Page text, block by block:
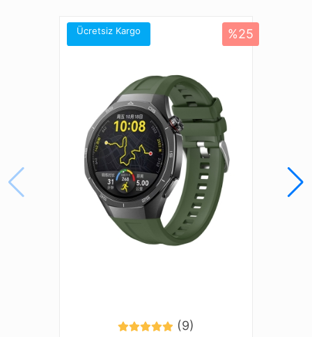
Amazfit Cheetah Pro
Amazfit Falcon
Amazfit GTR 2 Classic (46mm)
Amazfit GTR 2 Sport (46mm)
Amazfit GTR 2e (46mm)
Amazfit GTR 3 (46mm)
Amazfit GTR 3 Pro (46mm)
Amazfit GTR 4
Amazfit GTR Lite (47mm)
Amazfit Pace (46mm)
Galaxy Gear S3 (46mm)
Galaxy Watch (46mm)
Galaxy Watch 3 (45mm)
Honor Watch GS Pro
Ücretsiz Kargo %25
(9)